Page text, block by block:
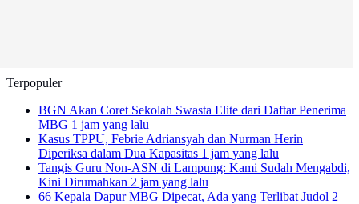
Terpopuler
BGN Akan Coret Sekolah Swasta Elite dari Daftar Penerima
MBG 1 jam yang lalu
Kasus TPPU, Febrie Adriansyah dan Nurman Herin
Diperiksa dalam Dua Kapasitas 1 jam yang lalu
Tangis Guru Non-ASN di Lampung: Kami Sudah Mengabdi,
Kini Dirumahkan 2 jam yang lalu
66 Kepala Dapur MBG Dipecat, Ada yang Terlibat Judol 2